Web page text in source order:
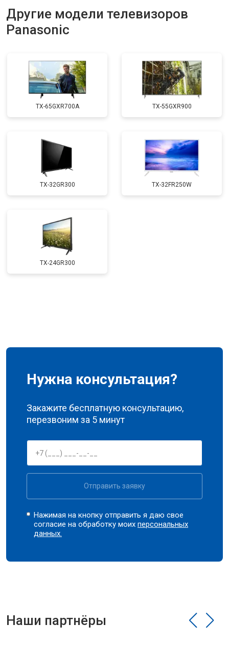
Замена трансформаторов
подсветки
от 4800 ₽ Заказать
Другие модели телевизоров
Panasonic
TX-65GXR700A TX-55GXR900
TX-32GR300 TX-32FR250W
TX-24GR300
Нужна консультация?
Закажите бесплатную консультацию,
перезвоним за 5 минут
Отправить заявку
Нажимая на кнопку отправить я даю свое
согласие на обработку моихперсональных
данных.
Наши партнёры